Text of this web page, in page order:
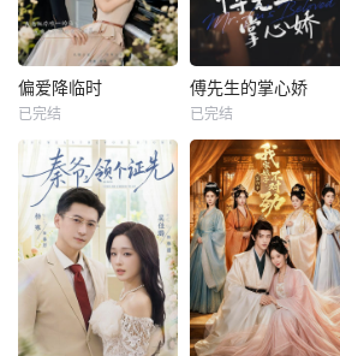
偏爱降临时
已完结
傅先生的掌心娇
已完结